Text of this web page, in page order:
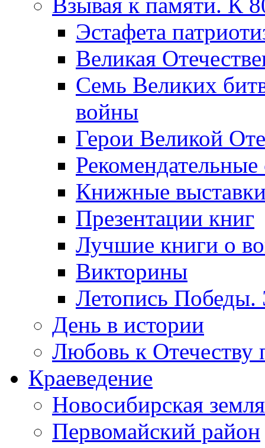
Эcтафета
Великая
Семь Великих
войны
Герои Великой
Рекомендательные
Книжные
Презентации книг
Лучшие книги о
Викторины
Летопись Победы.
День в истории
Любовь к Отечеству
Краеведение
Новосибирская земля
Первомайский район